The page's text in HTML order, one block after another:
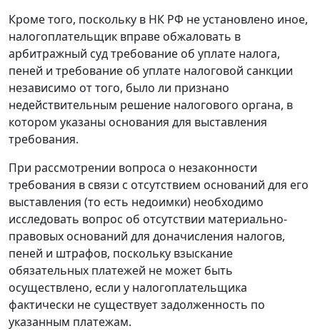
Кроме того, поскольку в НК РФ не установлено иное,
налогоплательщик вправе обжаловать в
арбитражный суд требование об уплате налога,
пеней и требование об уплате налоговой санкции
независимо от того, было ли признано
недействительным решение налогового органа, в
котором указаны основания для выставления
требования.
При рассмотрении вопроса о незаконности
требования в связи с отсутствием оснований для его
выставления (то есть недоимки) необходимо
исследовать вопрос об отсутствии материально-
правовых оснований для доначисления налогов,
пеней и штрафов, поскольку взыскание
обязательных платежей не может быть
осуществлено, если у налогоплательщика
фактически не существует задолженность по
указанным платежам.